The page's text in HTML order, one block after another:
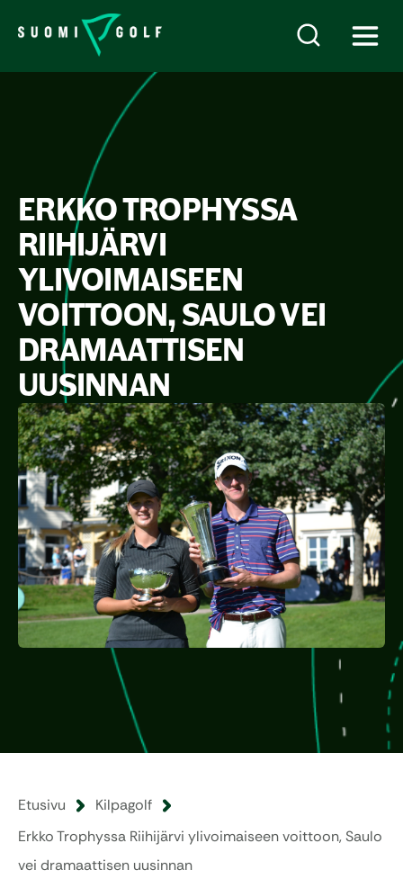
ERKKO TROPHYSSA
RIIHIJÄRVI
YLIVOIMAISEEN
VOITTOON, SAULO VEI
DRAMAATTISEN
UUSINNAN
Etusivu
Kilpagolf
Erkko Trophyssa Riihijärvi ylivoimaiseen voittoon, Saulo
vei dramaattisen uusinnan